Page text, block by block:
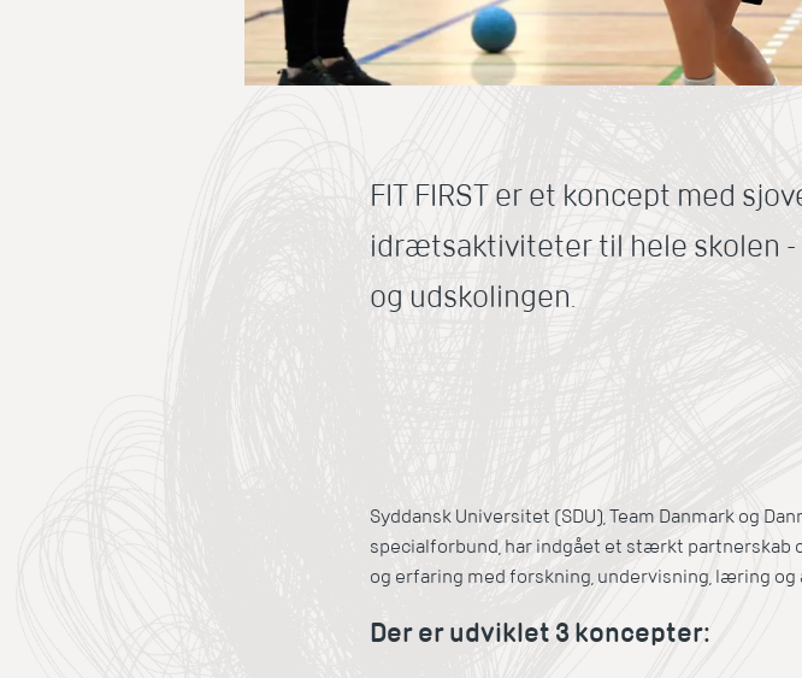
FIT FIRST er et koncept med
idrætsaktiviteter til hele skolen
og udskolingen.
Syddansk Universitet (SDU), Team Danmark og
specialforbund, har indgået et stærkt partnerskab
og erfaring med forskning, undervisning, læring
Der er udviklet 3 koncepter: